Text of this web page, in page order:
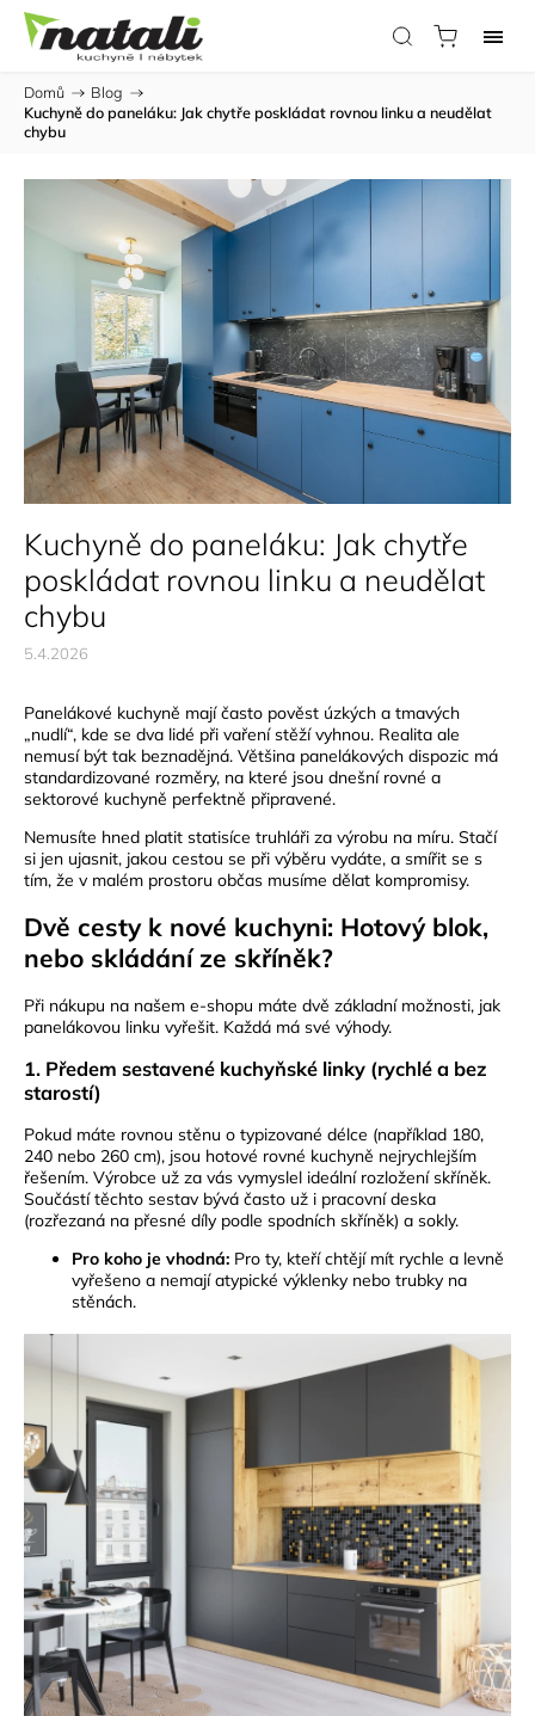
Domů / Blog /
Kuchyně do paneláku: Jak chytře poskládat rovnou linku a neudělat
chybu
Kuchyně do paneláku: Jak chytře
poskládat rovnou linku a neudělat
chybu
5.4.2026
Panelákové kuchyně mají často pověst úzkých a tmavých
„nudlí“, kde se dva lidé při vaření stěží vyhnou. Realita ale
nemusí být tak beznadějná. Většina panelákových dispozic má
standardizované rozměry, na které jsou dnešní rovné a
sektorové kuchyně perfektně připravené.
Nemusíte hned platit statisíce truhláři za výrobu na míru. Stačí
si jen ujasnit, jakou cestou se při výběru vydáte, a smířit se s
tím, že v malém prostoru občas musíme dělat kompromisy.
Dvě cesty k nové kuchyni: Hotový blok,
nebo skládání ze skříněk?
Při nákupu na našem e-shopu máte dvě základní možnosti, jak
panelákovou linku vyřešit. Každá má své výhody.
1. Předem sestavené kuchyňské linky (rychlé a bez
starostí)
Pokud máte rovnou stěnu o typizované délce (například 180,
240 nebo 260 cm), jsou hotové rovné kuchyně nejrychlejším
řešením. Výrobce už za vás vymyslel ideální rozložení skříněk.
Součástí těchto sestav bývá často už i pracovní deska
(rozřezaná na přesné díly podle spodních skříněk) a sokly.
Pro koho je vhodná: Pro ty, kteří chtějí mít rychle a levně
vyřešeno a nemají atypické výklenky nebo trubky na
stěnách.